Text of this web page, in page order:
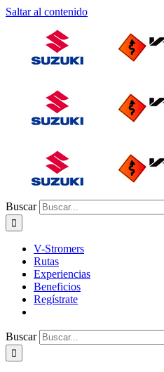
Saltar al contenido
Buscar
V-Stromers
Rutas
Experiencias
Beneficios
Regístrate
Buscar